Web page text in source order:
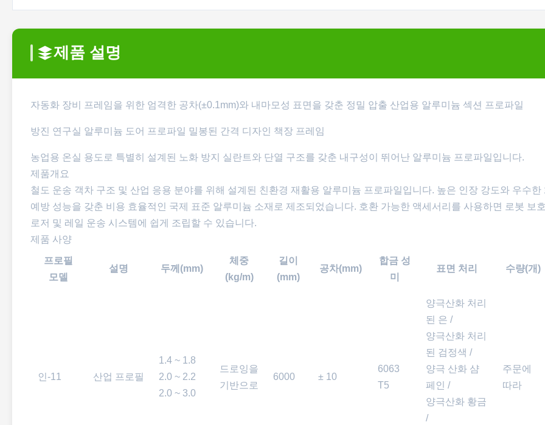
제품 설명
자동화 장비 프레임을 위한 엄격한 공차(±0.1mm)와 내마모성 표면을 갖춘 정밀 압출 산업용 알루미늄 섹션 프로파일
방진 연구실 알루미늄 도어 프로파일 밀봉된 간격 디자인 책장 프레임
농업용 온실 용도로 특별히 설계된 노화 방지 실란트와 단열 구조를 갖춘 내구성이 뛰어난 알루미늄 프로파일입니다.
제품개요
철도 운송 객차 구조 및 산업 응용 분야를 위해 설계된 친환경 재활용 알루미늄 프로파일입니다. 높은 인장 강도와 우수한
예방 성능을 갖춘 비용 효율적인 국제 표준 알루미늄 소재로 제조되었습니다. 호환 가능한 액세서리를 사용하면 로봇 보
로저 및 레일 운송 시스템에 쉽게 조립할 수 있습니다.
제품 사양
프로필
모델
설명 두께(mm)
체중
(kg/m)
길이
(mm)
공차(mm)
합금 성
미
표면 처리 수량(개)
인-11 산업 프로필
1.4 ~ 1.8
2.0 ~ 2.2
2.0 ~ 3.0
드로잉을
기반으로
6000 ± 10
6063
T5
양극산화 처리
된 은 /
양극산화 처리
된 검정색 /
양극 산화 샴
페인 /
양극산화 황금
/
주문에
따라